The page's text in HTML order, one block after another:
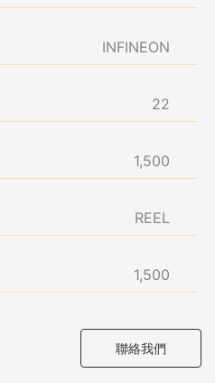
INFINEON
22
1,500
REEL
1,500
聯絡我們